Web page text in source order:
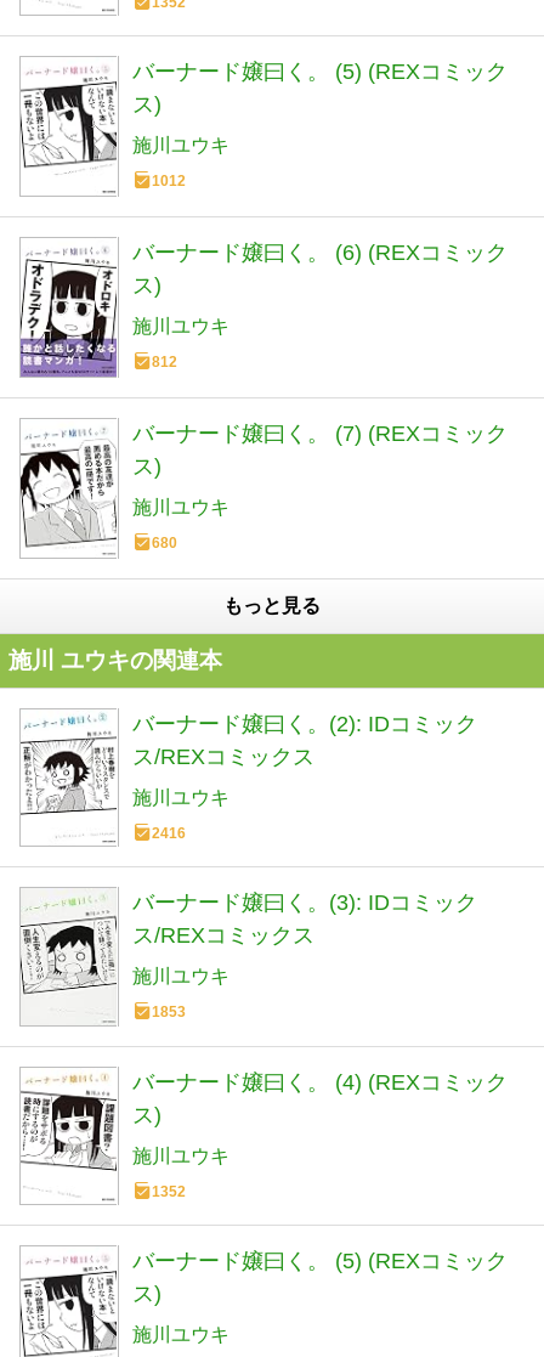
バーナード嬢曰く。 (5) (REXコミック
ス)
施川ユウキ
1012
バーナード嬢曰く。 (6) (REXコミック
ス)
施川ユウキ
812
バーナード嬢曰く。 (7) (REXコミック
ス)
施川ユウキ
680
もっと見る
施川 ユウキの関連本
バーナード嬢曰く。(2): IDコミック
ス/REXコミックス
施川ユウキ
2416
バーナード嬢曰く。(3): IDコミック
ス/REXコミックス
施川ユウキ
1853
バーナード嬢曰く。 (4) (REXコミック
ス)
施川ユウキ
1352
バーナード嬢曰く。 (5) (REXコミック
ス)
施川ユウキ